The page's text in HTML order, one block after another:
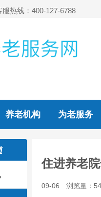
热线：400-127-6788
养老机构 为老服务
住进养老
09-06 浏览量：